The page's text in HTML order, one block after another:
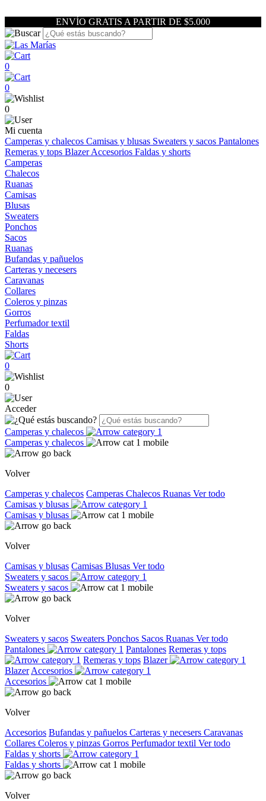
ENVÍO GRATIS A PARTIR DE $5.000
0
0
0
Mi cuenta
Camperas y chalecos Camisas y blusas Sweaters y sacos Pantalones
Remeras y tops BlazerAccesorios Faldas y shorts
Camperas
Chalecos
Ruanas
Camisas
Blusas
Sweaters
Ponchos
Sacos
Ruanas
Bufandas y pañuelos
Carteras y necesers
Caravanas
Collares
Coleros y pinzas
Gorros
Perfumador textil
Faldas
Shorts
0
0
Acceder
Camperas y chalecos
Camperas y chalecos
Volver
Camperas y chalecos Camperas Chalecos Ruanas Ver todo
Camisas y blusas
Camisas y blusas
Volver
Camisas y blusas Camisas Blusas Ver todo
Sweaters y sacos
Sweaters y sacos
Volver
Sweaters y sacos Sweaters Ponchos Sacos Ruanas Ver todo
Pantalones
Pantalones Remeras y tops
Remeras y tops Blazer
Blazer Accesorios
Accesorios
Volver
Accesorios Bufandas y pañuelos Carteras y necesers Caravanas
Collares Coleros y pinzas Gorros Perfumador textil Ver todo
Faldas y shorts
Faldas y shorts
Volver